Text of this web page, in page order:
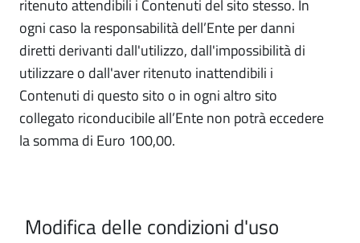
ritenuto attendibili i Contenuti del sito stesso. In
ogni caso la responsabilità dell’Ente per danni
diretti derivanti dall'utilizzo, dall'impossibilità di
utilizzare o dall'aver ritenuto inattendibili i
Contenuti di questo sito o in ogni altro sito
collegato riconducibile all’Ente non potrà eccedere
la somma di Euro 100,00.
Modifica delle condizioni d'uso